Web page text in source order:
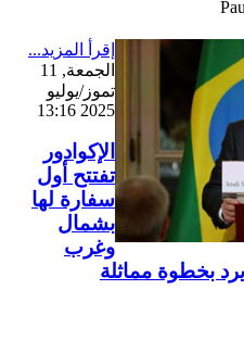
إقرأ المزيد...
الجمعة, 11
تموز/يوليو
2025 13:16
الإكوادور
تفتتح أول
سفارة لها
بشمال
وغرب
بخطوة مماثلة